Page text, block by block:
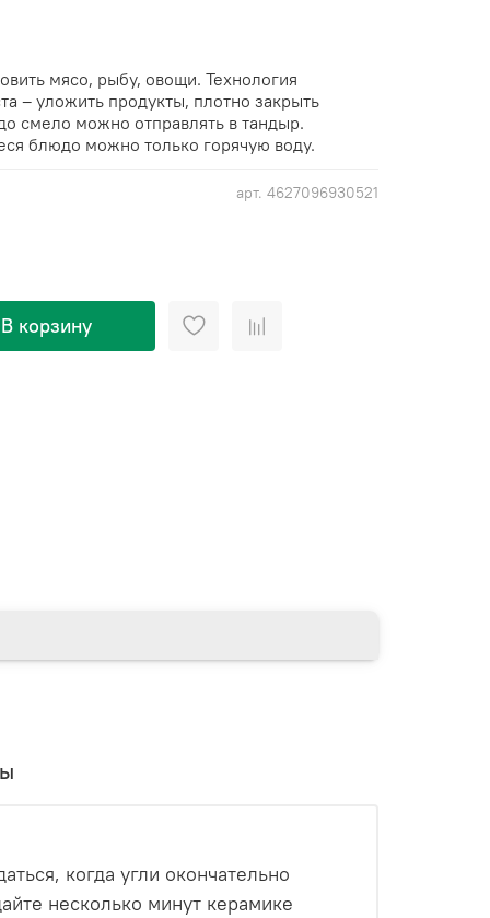
арт. 4627096930521
В корзину
мясо, рыбу, овощи. Технология
– уложить продукты, плотно закрыть
смело можно отправлять в тандыр.
блюдо можно только горячую воду.
когда угли окончательно
несколько минут керамике